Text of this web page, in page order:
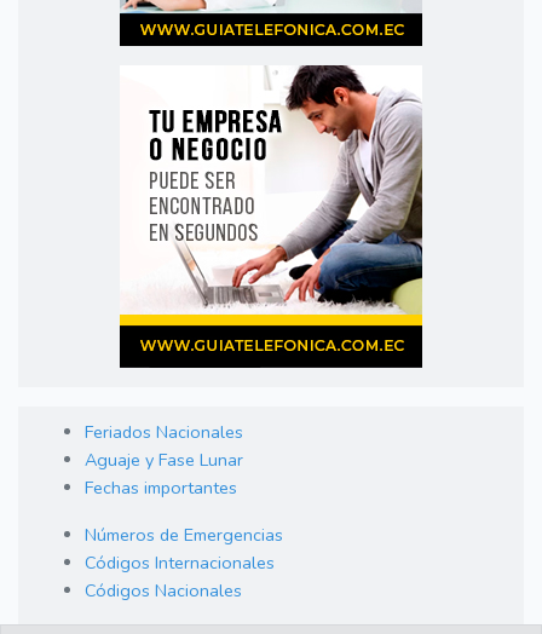
Feriados Nacionales
Aguaje y Fase Lunar
Fechas importantes
Números de Emergencias
Códigos Internacionales
Códigos Nacionales